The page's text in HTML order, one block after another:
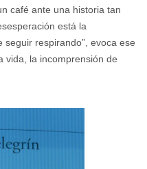
café ante una historia tan
está la
seguir respirando”, evoca ese
vida, la incomprensión de